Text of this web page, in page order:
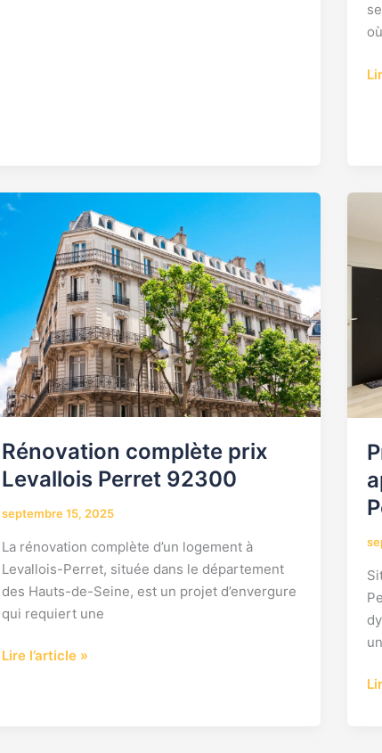
Rénovation complète prix
Levallois Perret 92300
septembre 15, 2025
La rénovation complète d’un logement à
Levallois-Perret, située dans le département
des Hauts-de-Seine, est un projet d’envergure
qui requiert une
Rénovation
Levallois
Perret
92300
Lire l’article »